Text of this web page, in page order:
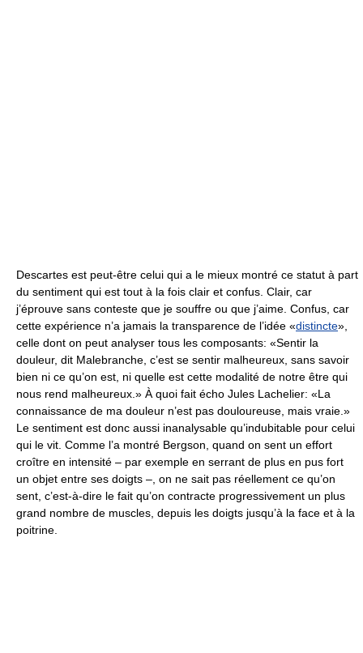
Descartes est peut-être celui qui a le mieux montré ce statut à part
du sentiment qui est tout à la fois clair et confus. Clair, car
j’éprouve sans conteste que je souffre ou que j’aime. Confus, car
cette expérience n’a jamais la transparence de l’idée «distincte»,
celle dont on peut analyser tous les composants: «Sentir la
douleur, dit Malebranche, c’est se sentir malheureux, sans savoir
bien ni ce qu’on est, ni quelle est cette modalité de notre être qui
nous rend malheureux.» À quoi fait écho Jules Lachelier: «La
connaissance de ma douleur n’est pas douloureuse, mais vraie.»
Le sentiment est donc aussi inanalysable qu’indubitable pour celui
qui le vit. Comme l’a montré Bergson, quand on sent un effort
croître en intensité – par exemple en serrant de plus en pus fort
un objet entre ses doigts –, on ne sait pas réellement ce qu’on
sent, c’est-à-dire le fait qu’on contracte progressivement un plus
grand nombre de muscles, depuis les doigts jusqu’à la face et à la
poitrine.